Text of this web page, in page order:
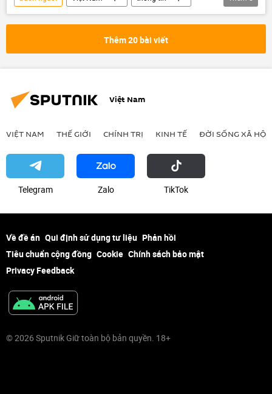
luật lao động
xuất khẩu lao động
vi phạm
Thêm 20 bài viết
Việt Nam
VIỆT NAM THẾ GIỚI CHÍNH TRỊ KINH TẾ ĐỜI SỐNG XÃ HỘI
Telegram Zalo ТikТоk
Về đề án Qui định sử dụng tư liệu Phản hồi
Tiêu chuẩn cộng đồng Cookie Chính sách bảo mật
Privacy Feedback
© 2026 Sputnik Giữ toàn bộ bản quyền. 18+